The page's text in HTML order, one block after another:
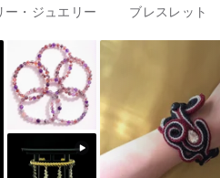
店長は忙しいですが、写真はすべて
写真はありません📷。申し訳あり
真を撮ることはできません。ご理
ー・ジュエリー ブレスレット